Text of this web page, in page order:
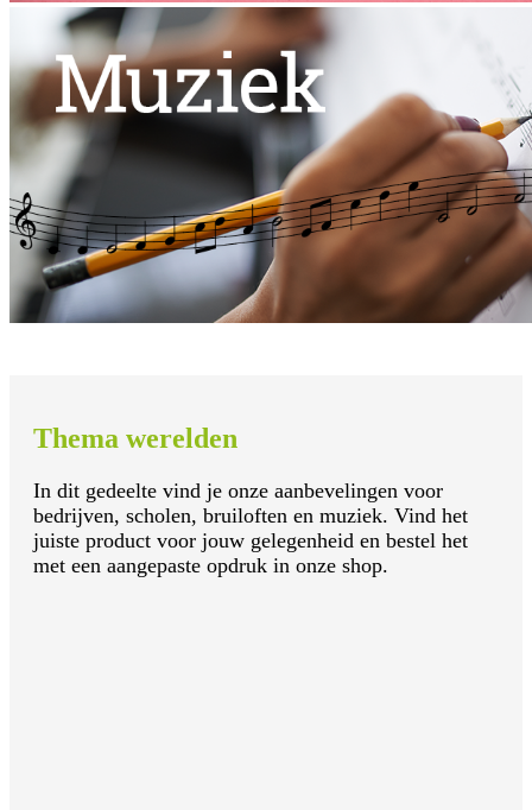
Thema werelden
In dit gedeelte vind je onze aanbevelingen voor
bedrijven, scholen, bruiloften en muziek. Vind het
juiste product voor jouw gelegenheid en bestel het
met een aangepaste opdruk in onze shop.